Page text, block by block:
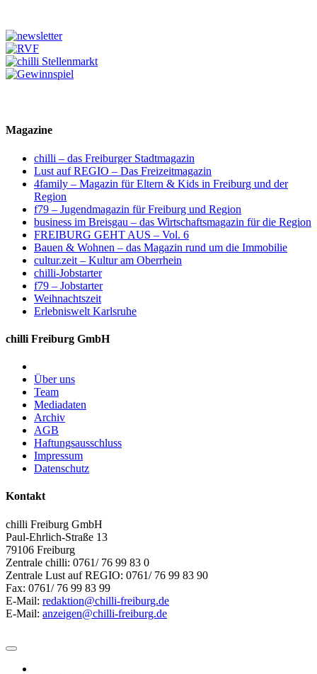
Magazine
chilli – das Freiburger Stadtmagazin
Lust auf REGIO – Das Freizeitmagazin
4family – Magazin für Eltern & Kids in Freiburg und der
Region
f79 – Jugendmagazin für Freiburg und Region
business im Breisgau – das Wirtschaftsmagazin für die Region
FREIBURG GEHT AUS – Vol. 6
Bauen & Wohnen – das Magazin rund um die Immobilie
cultur.zeit – Kultur am Oberrhein
chilli-Jobstarter
f79 – Jobstarter
Weihnachtszeit
Erlebniswelt Karlsruhe
chilli Freiburg GmbH
Über uns
Team
Mediadaten
Archiv
AGB
Haftungsausschluss
Impressum
Datenschutz
Kontakt
chilli Freiburg GmbH
Paul-Ehrlich-Straße 13
79106 Freiburg
Zentrale chilli: 0761/ 76 99 83 0
Zentrale Lust auf REGIO: 0761/ 76 99 83 90
Fax: 0761/ 76 99 83 99
E-Mail: redaktion@chilli-freiburg.de
E-Mail: anzeigen@chilli-freiburg.de